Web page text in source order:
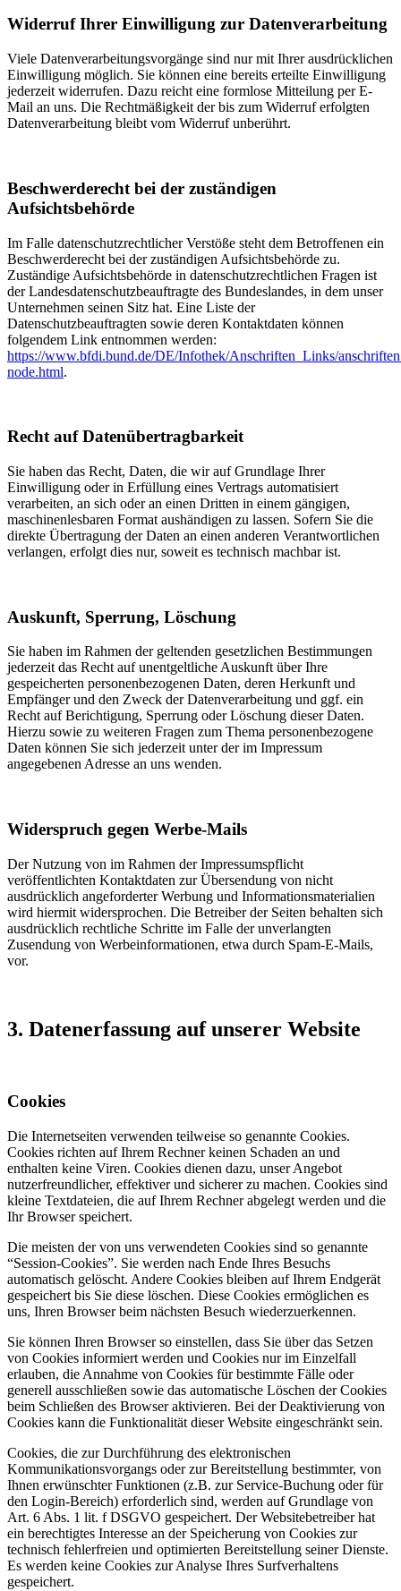
Widerruf Ihrer Einwilligung zur Datenverarbeitung
Viele Datenverarbeitungsvorgänge sind nur mit Ihrer ausdrücklichen
Einwilligung möglich. Sie können eine bereits erteilte Einwilligung
jederzeit widerrufen. Dazu reicht eine formlose Mitteilung per E-
Mail an uns. Die Rechtmäßigkeit der bis zum Widerruf erfolgten
Datenverarbeitung bleibt vom Widerruf unberührt.
Beschwerderecht bei der zuständigen
Aufsichtsbehörde
Im Falle datenschutzrechtlicher Verstöße steht dem Betroffenen ein
Beschwerderecht bei der zuständigen Aufsichtsbehörde zu.
Zuständige Aufsichtsbehörde in datenschutzrechtlichen Fragen ist
der Landesdatenschutzbeauftragte des Bundeslandes, in dem unser
Unternehmen seinen Sitz hat. Eine Liste der
Datenschutzbeauftragten sowie deren Kontaktdaten können
folgendem Link entnommen werden:
https://www.bfdi.bund.de/DE/Infothek/Anschriften_Links/
node.html.
Recht auf Datenübertragbarkeit
Sie haben das Recht, Daten, die wir auf Grundlage Ihrer
Einwilligung oder in Erfüllung eines Vertrags automatisiert
verarbeiten, an sich oder an einen Dritten in einem gängigen,
maschinenlesbaren Format aushändigen zu lassen. Sofern Sie die
direkte Übertragung der Daten an einen anderen Verantwortlichen
verlangen, erfolgt dies nur, soweit es technisch machbar ist.
Auskunft, Sperrung, Löschung
Sie haben im Rahmen der geltenden gesetzlichen Bestimmungen
jederzeit das Recht auf unentgeltliche Auskunft über Ihre
gespeicherten personenbezogenen Daten, deren Herkunft und
Empfänger und den Zweck der Datenverarbeitung und ggf. ein
Recht auf Berichtigung, Sperrung oder Löschung dieser Daten.
Hierzu sowie zu weiteren Fragen zum Thema personenbezogene
Daten können Sie sich jederzeit unter der im Impressum
angegebenen Adresse an uns wenden.
Widerspruch gegen Werbe-Mails
Der Nutzung von im Rahmen der Impressumspflicht
veröffentlichten Kontaktdaten zur Übersendung von nicht
ausdrücklich angeforderter Werbung und Informationsmaterialien
wird hiermit widersprochen. Die Betreiber der Seiten behalten sich
ausdrücklich rechtliche Schritte im Falle der unverlangten
Zusendung von Werbeinformationen, etwa durch Spam-E-Mails,
vor.
3. Datenerfassung auf unserer Website
Cookies
Die Internetseiten verwenden teilweise so genannte Cookies.
Cookies richten auf Ihrem Rechner keinen Schaden an und
enthalten keine Viren. Cookies dienen dazu, unser Angebot
nutzerfreundlicher, effektiver und sicherer zu machen. Cookies sind
kleine Textdateien, die auf Ihrem Rechner abgelegt werden und die
Ihr Browser speichert.
Die meisten der von uns verwendeten Cookies sind so genannte
“Session-Cookies”. Sie werden nach Ende Ihres Besuchs
automatisch gelöscht. Andere Cookies bleiben auf Ihrem Endgerät
gespeichert bis Sie diese löschen. Diese Cookies ermöglichen es
uns, Ihren Browser beim nächsten Besuch wiederzuerkennen.
Sie können Ihren Browser so einstellen, dass Sie über das Setzen
von Cookies informiert werden und Cookies nur im Einzelfall
erlauben, die Annahme von Cookies für bestimmte Fälle oder
generell ausschließen sowie das automatische Löschen der Cookies
beim Schließen des Browser aktivieren. Bei der Deaktivierung von
Cookies kann die Funktionalität dieser Website eingeschränkt sein.
Cookies, die zur Durchführung des elektronischen
Kommunikationsvorgangs oder zur Bereitstellung bestimmter, von
Ihnen erwünschter Funktionen (z.B. zur Service-Buchung oder für
den Login-Bereich) erforderlich sind, werden auf Grundlage von
Art. 6 Abs. 1 lit. f DSGVO gespeichert. Der Websitebetreiber hat
ein berechtigtes Interesse an der Speicherung von Cookies zur
technisch fehlerfreien und optimierten Bereitstellung seiner Dienste.
Es werden keine Cookies zur Analyse Ihres Surfverhaltens
gespeichert.